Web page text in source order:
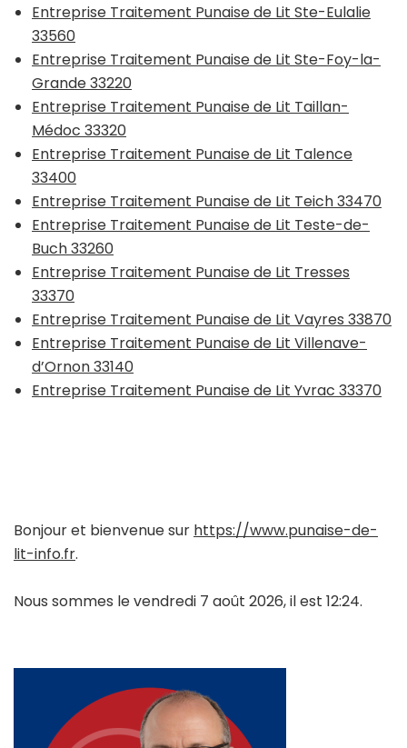
Entreprise Traitement Punaise de Lit Ste-Eulalie
33560
Entreprise Traitement Punaise de Lit Ste-Foy-la-
Grande 33220
Entreprise Traitement Punaise de Lit Taillan-
Médoc 33320
Entreprise Traitement Punaise de Lit Talence
33400
Entreprise Traitement Punaise de Lit Teich 33470
Entreprise Traitement Punaise de Lit Teste-de-
Buch 33260
Entreprise Traitement Punaise de Lit Tresses
33370
Entreprise Traitement Punaise de Lit Vayres 33870
Entreprise Traitement Punaise de Lit Villenave-
d’Ornon 33140
Entreprise Traitement Punaise de Lit Yvrac 33370
Bonjour et bienvenue sur https://www.punaise-de-
lit-info.fr.
Nous sommes le vendredi 7 août 2026, il est 12:24.